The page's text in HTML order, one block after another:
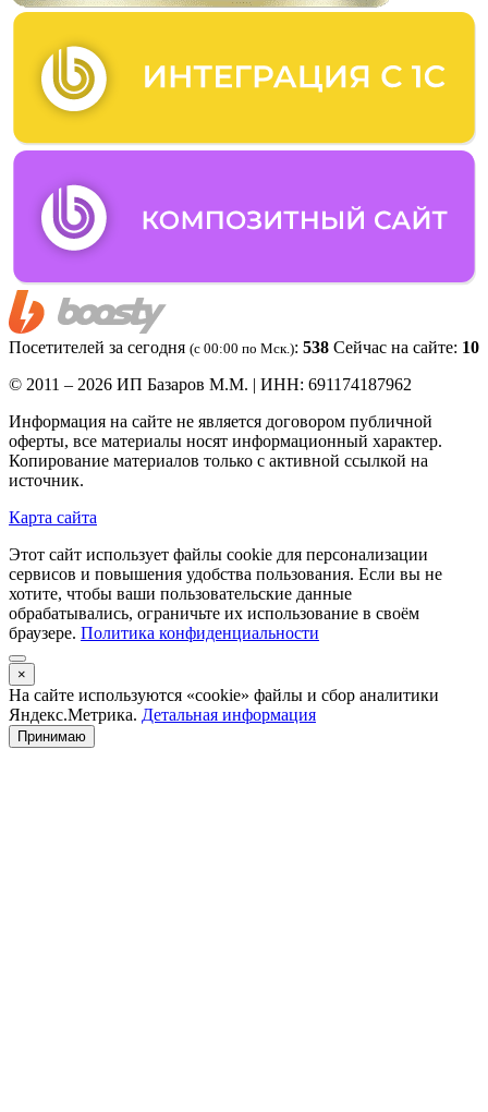
Посетителей за сегодня (c 00:00 по Мск.): 538 Сейчас на сайте: 10
© 2011 – 2026 ИП Базаров М.М. | ИНН: 691174187962
Информация на сайте не является договором публичной
оферты, все материалы носят информационный характер.
Копирование материалов только с активной ссылкой на
источник.
Карта сайта
Этот сайт использует файлы cookie для персонализации
сервисов и повышения удобства пользования. Если вы не
хотите, чтобы ваши пользовательские данные
обрабатывались, ограничьте их использование в своём
браузере. Политика конфиденциальности
×
На сайте используются «cookie» файлы и сбор аналитики
Яндекс.Метрика. Детальная информация
Принимаю